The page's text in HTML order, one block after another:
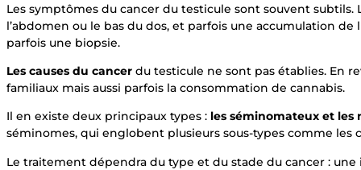
Les symptômes du cancer du testicule sont souvent subtils.
l’abdomen ou le bas du dos, et parfois une accumulation
parfois une biopsie.
Les causes du cancer du testicule ne sont pas établies. En
familiaux mais aussi parfois la consommation de cannabis.
Il en existe deux principaux types : les séminomateux et les
séminomes, qui englobent plusieurs sous-types comme
Le traitement dépendra du type et du stade du cancer :